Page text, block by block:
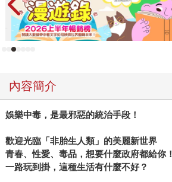
內容簡介
娛樂中毒，是最邪惡的統治手段！
歡迎光臨「非胎生人類」的美麗新世界
青春、性愛、毒品，想要什麼政府都給你！
一路玩到掛，這種生活有什麼不好？